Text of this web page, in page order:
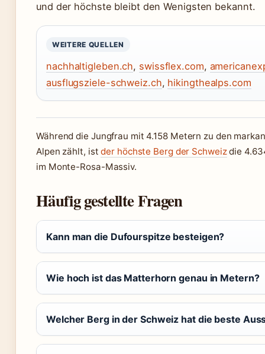
und der höchste bleibt den Wenigsten bekannt.
WEITERE QUELLEN
nachhaltigleben.ch, swissflex.com,
ausflugsziele-schweiz.ch, hikingthealps.com
Während die Jungfrau mit 4.158 Metern zu den
Alpen zählt, istder höchste Berg der Schweizdie
im Monte-Rosa-Massiv.
Häufig gestellte Fragen
Kann man die Dufourspitze besteigen?
Wie hoch ist das Matterhorn genau in Metern?
Welcher Berg in der Schweiz hat die beste